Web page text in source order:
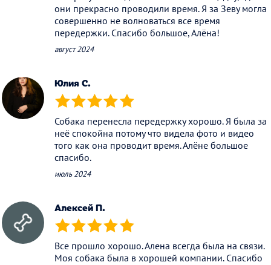
они прекрасно проводили время. Я за Зеву могла
совершенно не волноваться все время
передержки. Спасибо большое, Алëна!
август 2024
Юлия С.
(*) (*) (*) (*) (*)
Собака перенесла передержку хорошо. Я была за
неё спокойна потому что видела фото и видео
того как она проводит время. Алёне большое
спасибо.
июль 2024
Алексей П.
(*) (*) (*) (*) (*)
Все прошло хорошо. Алена всегда была на связи.
Моя собака была в хорошей компании. Спасибо